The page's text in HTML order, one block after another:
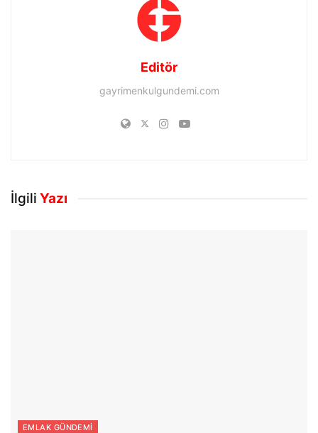
Editör
gayrimenkulgundemi.com
İlgili Yazı
EMLAK GÜNDEMI